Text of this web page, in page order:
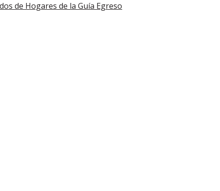
de Hogares de la Guía Egreso